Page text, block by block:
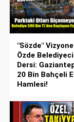
"Sözde"
Özde
Dersi:
20 Bin Bahçeli
Hamlesi!